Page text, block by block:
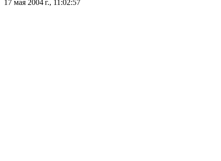
17 мая 2004 г., 11:02:57